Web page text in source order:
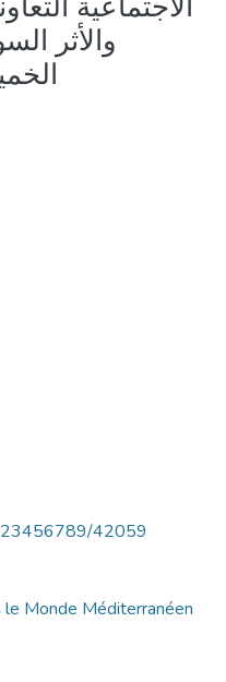
والأثر
42059
Monde Méditerranéen